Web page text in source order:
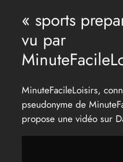
« sports
vu par
MinuteFacileLoisirs,
pseudonyme de
propose une vidéo sur